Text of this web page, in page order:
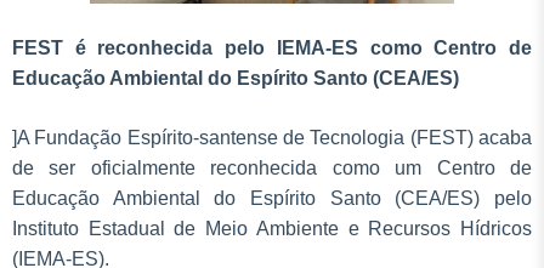
FEST é reconhecida pelo IEMA-ES como Centro de
Educação Ambiental do Espírito Santo (CEA/ES)
]A Fundação Espírito-santense de Tecnologia (FEST) acaba
de ser oficialmente reconhecida como um Centro de
Educação Ambiental do Espírito Santo (CEA/ES) pelo
Instituto Estadual de Meio Ambiente e Recursos Hídricos
(IEMA-ES).